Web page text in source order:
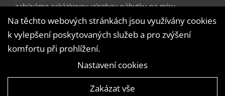
Produkty
Reference
zabýváme zakázkovou výrobou nábytku na míru –
kuchyňské linky, vestavěné skříně, dětské a studentské
pokoje, obývací stěny, kancelářský nábytek a doplňky do
bytu.
Na těchto webových stránkách jsou využívány cookies
k vylepšení poskytovaných služeb a pro zvýšení
komfortu při prohlížení.
Nastavení cookies
Zakázat vše